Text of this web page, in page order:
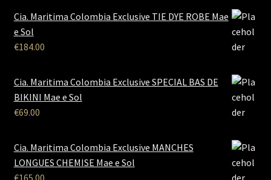
Cia. Maritima Colombia Exclusive TIE DYE ROBE Mae
e Sol
€184.00
Cia. Maritima Colombia Exclusive SPECIAL BAS DE
BIKINI Mae e Sol
€69.00
Cia. Maritima Colombia Exclusive MANCHES
LONGUES CHEMISE Mae e Sol
€165.00